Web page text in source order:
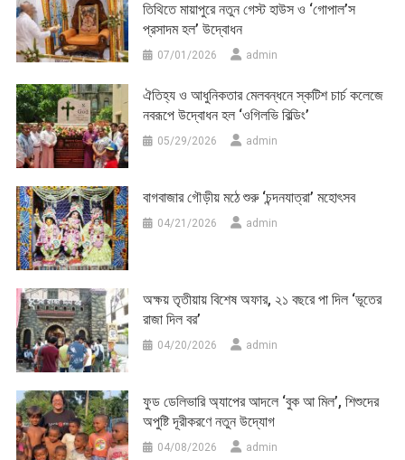
তিথিতে মায়াপুরে নতুন গেস্ট হাউস ও ‘গোপাল’স
প্রসাদম হল’ উদ্বোধন
07/01/2026 admin
ঐতিহ্য ও আধুনিকতার মেলবন্ধনে স্কটিশ চার্চ কলেজে
নবরূপে উদ্বোধন হল ‘ওগিলভি বিল্ডিং’
05/29/2026 admin
বাগবাজার গৌড়ীয় মঠে শুরু ‘চন্দনযাত্রা’ মহোৎসব
04/21/2026 admin
অক্ষয় তৃতীয়ায় বিশেষ অফার, ২১ বছরে পা দিল ‘ভূতের
রাজা দিল বর’
04/20/2026 admin
ফুড ডেলিভারি অ্যাপের আদলে ‘বুক আ মিল’, শিশুদের
অপুষ্টি দূরীকরণে নতুন উদ্যোগ
04/08/2026 admin